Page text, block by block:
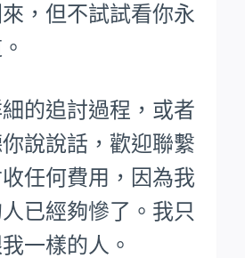
，但不試試看你永
的追討過程，或者
說說話，歡迎聯繫
任何費用，因為我
已經夠慘了。我只
一樣的人。